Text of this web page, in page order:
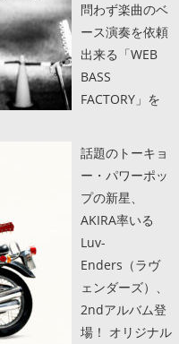
問わず楽曲のベ
ース演奏を依頼
出来る「WEB
BASS
FACTORY」を
話題のトーキョ
ー・パワーポッ
プの新星、
AKIRA率いる
Luv-
Enders（ラヴ
ェンダーズ）、
2ndアルバム登
場！ オリジナル